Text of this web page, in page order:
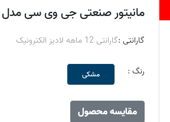
مانیتور صنعتی جی وی سی مدل GD-191
گارانتی :گارانتی 12 ماهه لادیز الکترونیک
رنگ : مشکی
مقایسه محصول